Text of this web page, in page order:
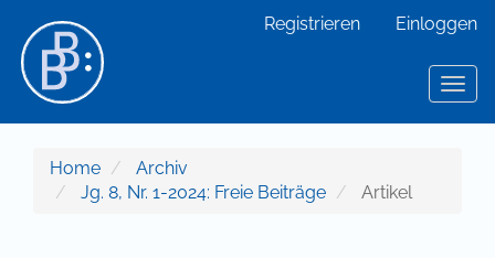
Hauptinhalt
Sidebar
Registrieren Einloggen
Home
Archiv
Jg. 8, Nr. 1-2024: Freie Beiträge
Artikel